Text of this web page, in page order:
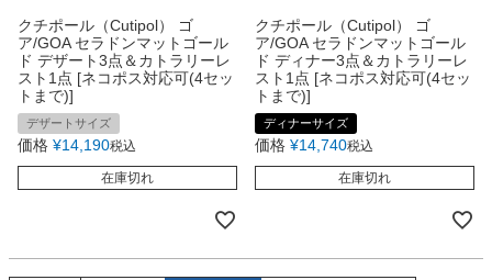
クチポール（Cutipol） ゴ
ア/GOA セラドンマットゴール
ド デザート3点＆カトラリーレ
スト1点 [ネコポス対応可(4セッ
トまで)]
デザートサイズ
価格 ¥14,190税込
在庫切れ
クチポール（Cutipol） ゴ
ア/GOA セラドンマットゴール
ド ディナー3点＆カトラリーレ
スト1点 [ネコポス対応可(4セッ
トまで)]
ディナーサイズ
価格 ¥14,740税込
在庫切れ